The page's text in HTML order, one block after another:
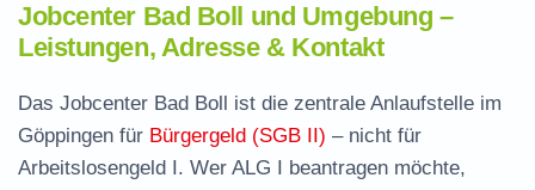
Jobcenter Bad Boll und Umgebung –
Leistungen, Adresse & Kontakt
Das Jobcenter Bad Boll ist die zentrale Anlaufstelle im
Göppingen für Bürgergeld (SGB II) – nicht für
Arbeitslosengeld I. Wer ALG I beantragen möchte,